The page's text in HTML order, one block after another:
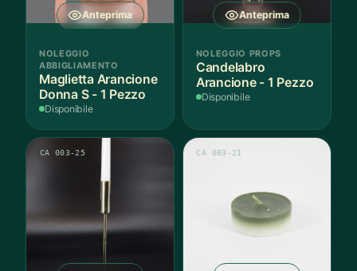
Anteprima
NOLEGGIO
ABBIGLIAMENTO
Maglietta Arancione
Donna S - 1 Pezzo
Disponibile
Anteprima
NOLEGGIO PROPS
Candelabro
Arancione - 1 Pezzo
Disponibile
CA 003-25 CA 003-21